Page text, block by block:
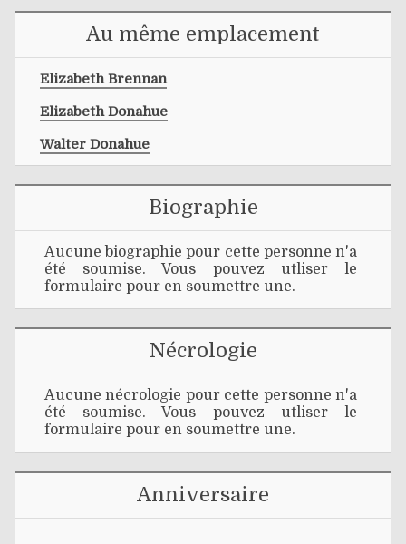
Au même emplacement
Elizabeth Brennan
Elizabeth Donahue
Walter Donahue
Biographie
Aucune biographie pour cette personne n'a
été soumise. Vous pouvez utliser le
formulaire pour en soumettre une.
Nécrologie
Aucune nécrologie pour cette personne n'a
été soumise. Vous pouvez utliser le
formulaire pour en soumettre une.
Anniversaire